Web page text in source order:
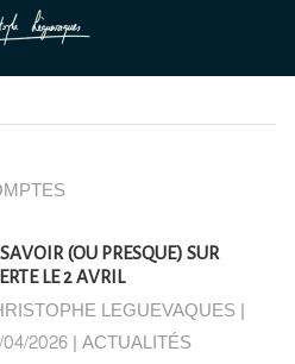
(OU PRESQUE) SUR
LE 2 AVRIL
LEGUEVAQUES |
2026|ACTUALITÉS